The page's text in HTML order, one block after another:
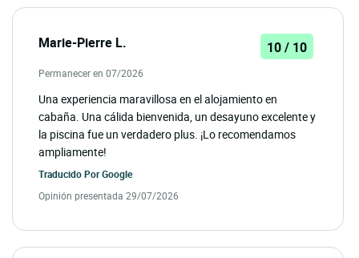
Marie-Pierre L. 10 / 10
Permanecer en 07/2026
Una experiencia maravillosa en el alojamiento en
cabaña. Una cálida bienvenida, un desayuno excelente y
la piscina fue un verdadero plus. ¡Lo recomendamos
ampliamente!
Traducido PorGoogle
Opinión presentada 29/07/2026